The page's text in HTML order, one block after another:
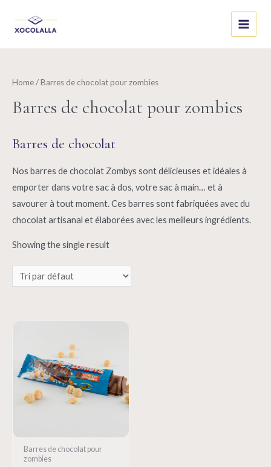
Main
Home/ Barres de chocolat pour zombies
Barres de chocolat pour zombies
Barres de chocolat
Nos barres de chocolat Zombys sont délicieuses et idéales à
emporter dans votre sac à dos, votre sac à main… et à
savourer à tout moment. Ces barres sont fabriquées avec du
chocolat artisanal et élaborées avec les meilleurs ingrédients.
Showing the single result
Barres de chocolat pour
zombies